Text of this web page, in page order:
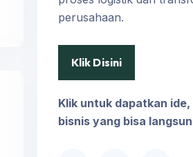
perusahaan.
Klik Disini
Klik untuk dapatkan
bisnis yang bisa